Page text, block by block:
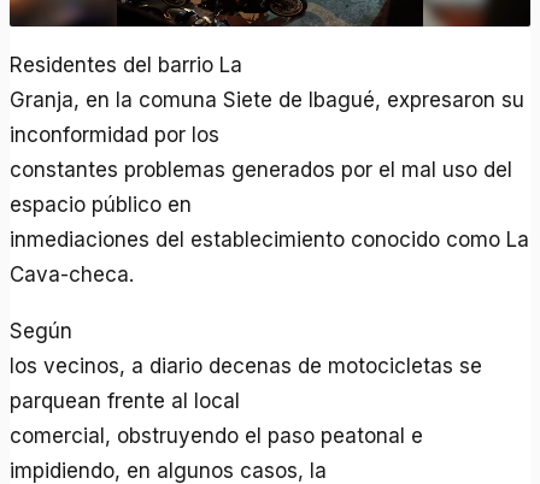
Residentes del barrio La
Granja, en la comuna Siete de Ibagué, expresaron su
inconformidad por los
constantes problemas generados por el mal uso del
espacio público en
inmediaciones del establecimiento conocido como La
Cava-checa.
Según
los vecinos, a diario decenas de motocicletas se
parquean frente al local
comercial, obstruyendo el paso peatonal e
impidiendo, en algunos casos, la